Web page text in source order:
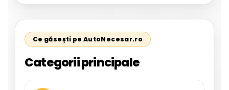
Ce găsești pe AutoNecesar.ro
Categorii principale